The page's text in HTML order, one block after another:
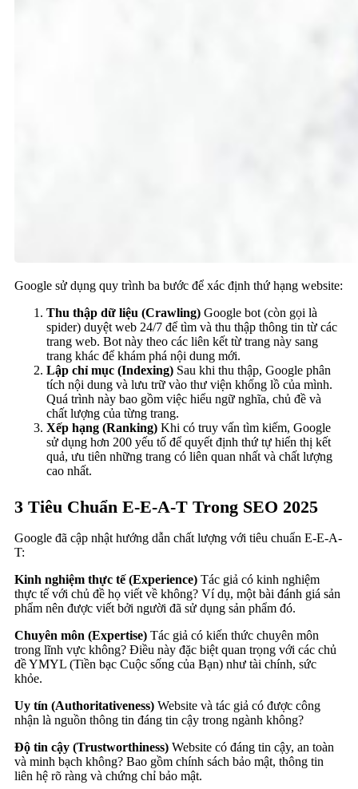
Google sử dụng quy trình ba bước để xác định thứ hạng website:
Thu thập dữ liệu (Crawling) Google bot (còn gọi là
spider) duyệt web 24/7 để tìm và thu thập thông tin từ các
trang web. Bot này theo các liên kết từ trang này sang
trang khác để khám phá nội dung mới.
Lập chỉ mục (Indexing) Sau khi thu thập, Google phân
tích nội dung và lưu trữ vào thư viện khổng lồ của mình.
Quá trình này bao gồm việc hiểu ngữ nghĩa, chủ đề và
chất lượng của từng trang.
Xếp hạng (Ranking) Khi có truy vấn tìm kiếm, Google
sử dụng hơn 200 yếu tố để quyết định thứ tự hiển thị kết
quả, ưu tiên những trang có liên quan nhất và chất lượng
cao nhất.
3 Tiêu Chuẩn E-E-A-T Trong SEO 2025
Google đã cập nhật hướng dẫn chất lượng với tiêu chuẩn E-E-A-
T:
Kinh nghiệm thực tế (Experience) Tác giả có kinh nghiệm
thực tế với chủ đề họ viết về không? Ví dụ, một bài đánh giá sản
phẩm nên được viết bởi người đã sử dụng sản phẩm đó.
Chuyên môn (Expertise) Tác giả có kiến thức chuyên môn
trong lĩnh vực không? Điều này đặc biệt quan trọng với các chủ
đề YMYL (Tiền bạc Cuộc sống của Bạn) như tài chính, sức
khỏe.
Uy tín (Authoritativeness) Website và tác giả có được công
nhận là nguồn thông tin đáng tin cậy trong ngành không?
Độ tin cậy (Trustworthiness) Website có đáng tin cậy, an toàn
và minh bạch không? Bao gồm chính sách bảo mật, thông tin
liên hệ rõ ràng và chứng chỉ bảo mật.